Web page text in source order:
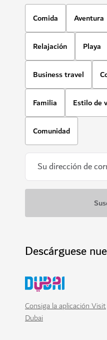
Comida Aventura
Relajación Playa
Business travel
Familia Estilo de
Comunidad
Descárguese
Consiga la aplicación Visit
Dubai